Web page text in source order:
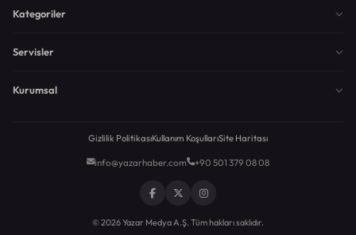
Kategoriler
Servisler
Kurumsal
Gizlilik PolitikasıKullanım KoşullarıSite Haritası
info@yazarhaber.com +90 501 379 08 08
© 2026 Yazar Medya A.Ş. Tüm hakları saklıdır.